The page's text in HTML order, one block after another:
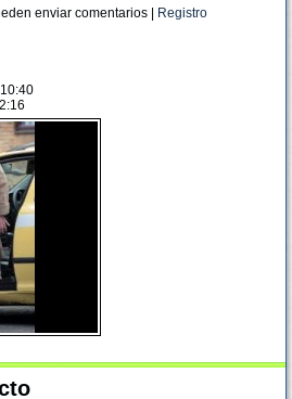
enviar comentarios | Registro